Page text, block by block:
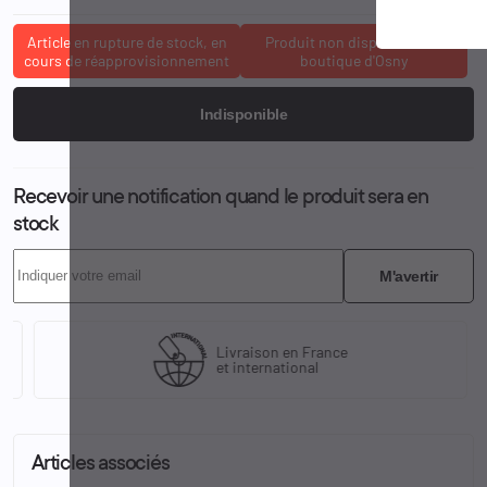
Article en rupture de stock, en
cours de réapprovisionnement
Produit non disponible à la
boutique d'Osny
Indisponible
Recevoir une notification quand le produit sera en
stock
M'avertir
Livraison en France
et international
Articles associés